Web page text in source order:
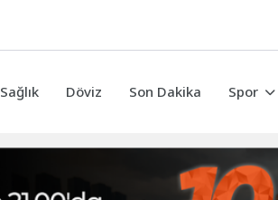
Sağlık Döviz Son Dakika Spor